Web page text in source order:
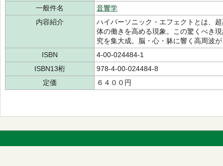
一般件名
音響学
内容紹介
ハイパーソニック・エフェクトとは、
体の働きを高める現象。この驚くべき
究を集大成。脳・心・躰に響く高周波
ISBN
4-00-024484-1
ISBN13桁
978-4-00-024484-8
定価
６４００円